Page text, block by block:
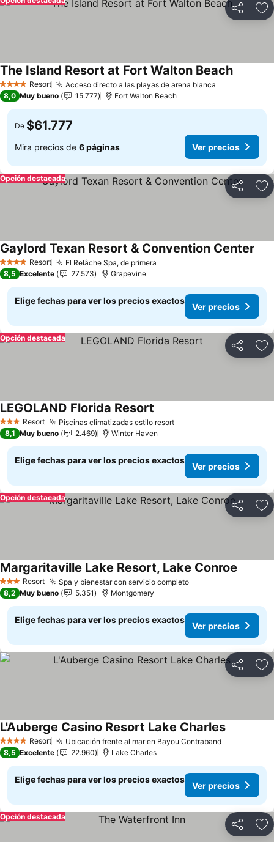
Compartir
4 EstrellasResort Acceso directo a las playas de arena blanca
The Island Resort at Fort Walton Beach
8,0 Muy bueno 15.777 Fort Walton Beach
De $61.777
Mira precios de 6 páginas Ver precios
Compartir
Opción destacada
4 EstrellasResort El Relâche Spa, de primera
Gaylord Texan Resort & Convention Center
8,5 Excelente 27.573 Grapevine
Elige fechas para ver los precios exactos
Ver precios
Compartir
Opción destacada
3 EstrellasResort Piscinas climatizadas estilo resort
LEGOLAND Florida Resort
8,1 Muy bueno 2.469 Winter Haven
Elige fechas para ver los precios exactos
Ver precios
Compartir
Opción destacada
3 EstrellasResort Spa y bienestar con servicio completo
Margaritaville Lake Resort, Lake Conroe
8,2 Muy bueno 5.351 Montgomery
Elige fechas para ver los precios exactos
Ver precios
Compartir
4 EstrellasResort Ubicación frente al mar en Bayou Contraband
L'Auberge Casino Resort Lake Charles
8,5 Excelente 22.960 Lake Charles
Elige fechas para ver los precios exactos
Ver precios
Compartir
Opción destacada